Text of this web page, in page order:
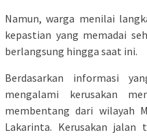
Namun, warga menilai
kepastian yang memadai
berlangsung hingga saat ini.
Berdasarkan informasi
mengalami kerusakan
membentang dari wilayah
Lakarinta. Kerusakan